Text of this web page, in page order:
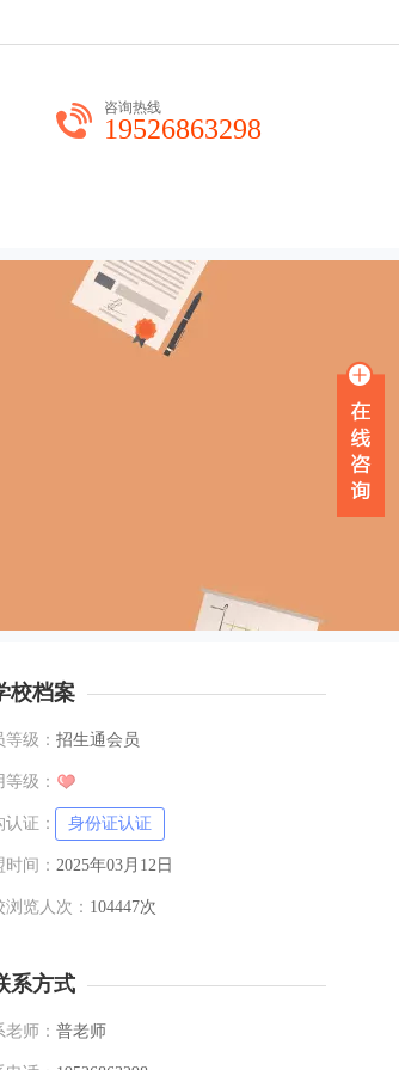
咨询热线
19526863298
校档案
级： 招生通会员
级：
认证： 身份证认证
时间： 2025年03月12日
浏览人次： 104447次
系方式
师： 普老师